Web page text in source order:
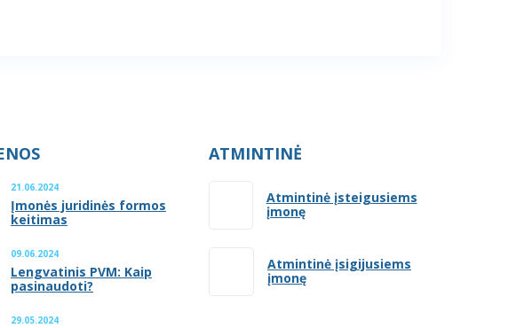
21.06.2024
Įmonės juridinės formos
keitimas
09.06.2024
Lengvatinis PVM: Kaip
pasinaudoti?
29.05.2024
ATMINTINĖ
Atmintinė įsteigusiems
įmonę
Atmintinė įsigijusiems
įmonę